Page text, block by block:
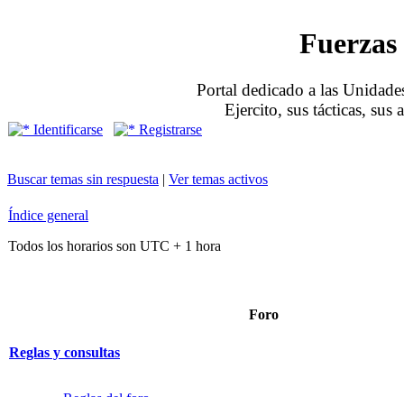
Portal dedicado a las
Ejercito, sus tácticas, sus
Identificarse Registrarse
Buscar temas sin respuesta | Ver temas activos
Índice general
Todos los horarios son UTC + 1 hora
Foro
Reglas y consultas